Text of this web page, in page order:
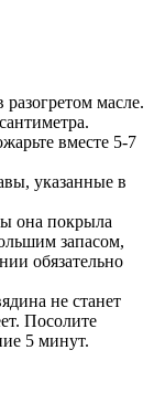
масле.
вместе 5-7
указанные в
она покрыла
запасом,
обязательно
не станет
Посолите
5 минут.